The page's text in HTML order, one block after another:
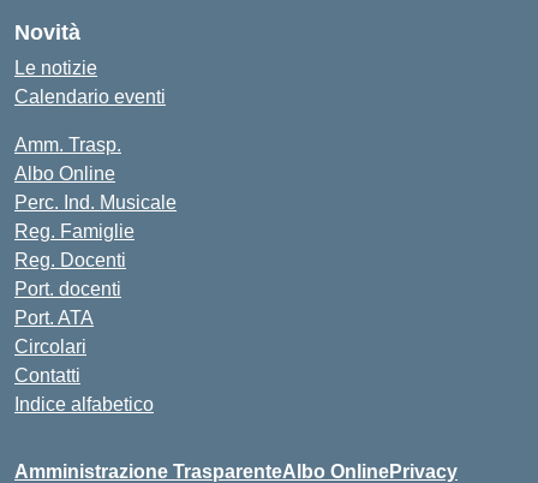
Novità
Le notizie
Calendario eventi
Amm. Trasp.
Albo Online
Perc. Ind. Musicale
Reg. Famiglie
Reg. Docenti
Port. docenti
Port. ATA
Circolari
Contatti
Indice alfabetico
Amministrazione TrasparenteAlbo OnlinePrivacy